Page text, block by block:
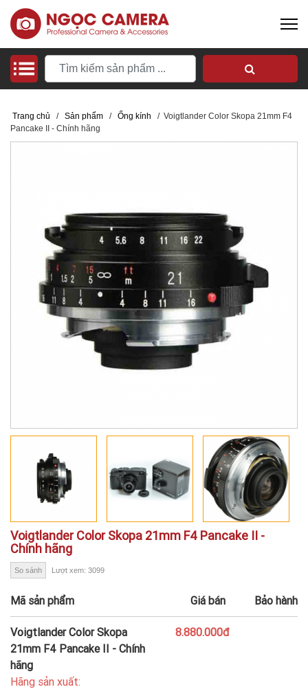
Trang chủ / Sản phẩm / Ống kính / Voigtlander Color Skopa 21mm F4
Pancake II - Chính hãng
Voigtlander Color Skopa 21mm F4 Pancake II -
Chính hãng
So sánh Lượt xem: 3099
Mã sản phẩm Giá bán Bảo hành
Voigtlander Color Skopa
21mm F4 Pancake II - Chính
hãng
8.880.000đ
Hãng sản xuất: